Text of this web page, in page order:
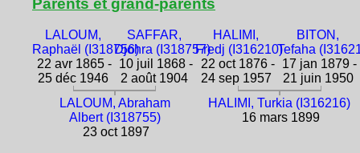
Parents et grand-parents
LALOUM,
Raphaël (I318756)
22 avr 1865 -
25 déc 1946
SAFFAR,
Djohra (I318757)
10 juil 1868 -
2 août 1904
HALIMI,
Fredj (I316210)
22 oct 1876 -
24 sep 1957
BITON,
Tefaha
17 jan 1879 -
21 juin 1950
LALOUM, Abraham
Albert (I318755)
23 oct 1897
HALIMI, Turkia (I316216)
16 mars 1899